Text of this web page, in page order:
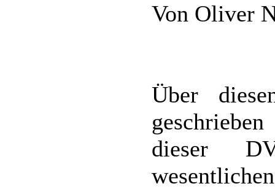
Von Oliver
Über
dieser